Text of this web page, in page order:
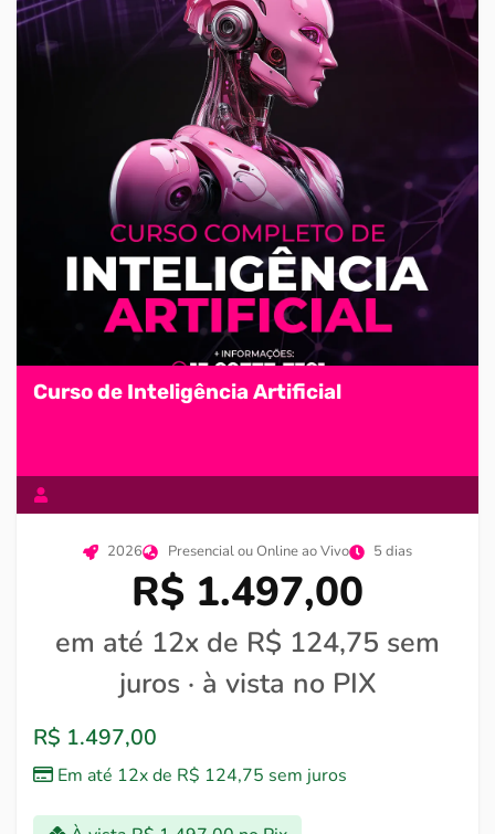
Curso de Inteligência Artificial
2026 Presencial ou Online ao Vivo 5 dias
R$ 1.497,00
em até 12x de R$ 124,75 sem
juros · à vista no PIX
R$ 1.497,00
Em até 12x de R$ 124,75 sem juros